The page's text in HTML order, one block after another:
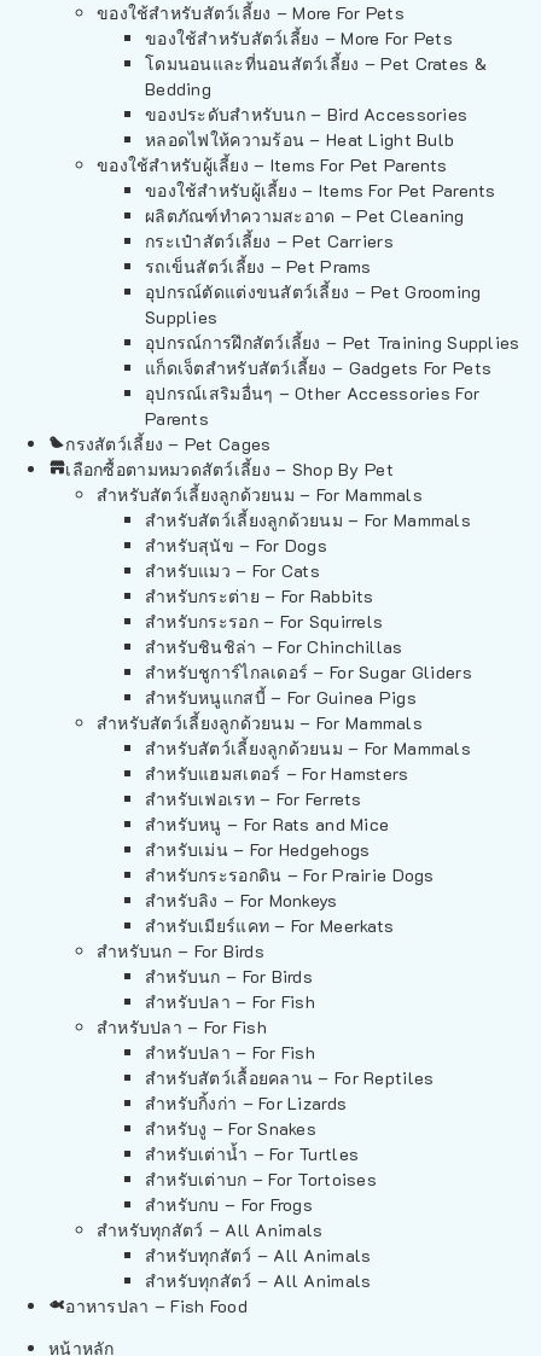
ของใช้สำหรับสัตว์เลี้ยง – More For Pets
ของใช้สำหรับสัตว์เลี้ยง – More For Pets
โดมนอนและที่นอนสัตว์เลี้ยง – Pet Crates &
Bedding
ของประดับสำหรับนก – Bird Accessories
หลอดไฟให้ความร้อน – Heat Light Bulb
ของใช้สำหรับผู้เลี้ยง – Items For Pet Parents
ของใช้สำหรับผู้เลี้ยง – Items For Pet Parents
ผลิตภัณฑ์ทำความสะอาด – Pet Cleaning
กระเป๋าสัตว์เลี้ยง – Pet Carriers
รถเข็นสัตว์เลี้ยง – Pet Prams
อุปกรณ์ตัดแต่งขนสัตว์เลี้ยง – Pet Grooming
Supplies
อุปกรณ์การฝึกสัตว์เลี้ยง – Pet Training Supplies
แก็ดเจ็ตสำหรับสัตว์เลี้ยง – Gadgets For Pets
อุปกรณ์เสริมอื่นๆ – Other Accessories For
Parents
กรงสัตว์เลี้ยง – Pet Cages
เลือกซื้อตามหมวดสัตว์เลี้ยง – Shop By Pet
สำหรับสัตว์เลี้ยงลูกด้วยนม – For Mammals
สำหรับสัตว์เลี้ยงลูกด้วยนม – For Mammals
สำหรับสุนัข – For Dogs
สำหรับแมว – For Cats
สำหรับกระต่าย – For Rabbits
สำหรับกระรอก – For Squirrels
สำหรับชินชิล่า – For Chinchillas
สำหรับชูการ์ไกลเดอร์ – For Sugar Gliders
สำหรับหนูแกสบี้ – For Guinea Pigs
สำหรับสัตว์เลี้ยงลูกด้วยนม – For Mammals
สำหรับสัตว์เลี้ยงลูกด้วยนม – For Mammals
สำหรับแฮมสเตอร์ – For Hamsters
สำหรับเฟอเรท – For Ferrets
สำหรับหนู – For Rats and Mice
สำหรับเม่น – For Hedgehogs
สำหรับกระรอกดิน – For Prairie Dogs
สำหรับลิง – For Monkeys
สำหรับเมียร์แคท – For Meerkats
สำหรับนก – For Birds
สำหรับนก – For Birds
สำหรับปลา – For Fish
สำหรับปลา – For Fish
สำหรับปลา – For Fish
สำหรับสัตว์เลื้อยคลาน – For Reptiles
สำหรับกิ้งก่า – For Lizards
สำหรับงู – For Snakes
สำหรับเต่าน้ำ – For Turtles
สำหรับเต่าบก – For Tortoises
สำหรับกบ – For Frogs
สำหรับทุกสัตว์ – All Animals
สำหรับทุกสัตว์ – All Animals
สำหรับทุกสัตว์ – All Animals
อาหารปลา – Fish Food
หน้าหลัก